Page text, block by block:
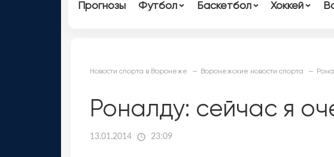
Прогнозы Футбол Баскетбол Хоккей
Новости спорта в Воронеже Воронежские новости спорта
Роналду: сейчас я
13.01.2014 23:09